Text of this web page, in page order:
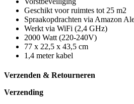
Geschikt voor ruimtes tot 25 m2
Spraakopdrachten via Amazon
Werkt via WiFi (2,4 GHz)
2000 Watt (220-240V)
77 x 22,5 x 43,5 cm
1,4 meter kabel
Verzenden & Retourneren
Verzending